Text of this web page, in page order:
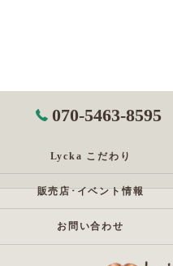
070-5463-8595
Lycka こだわり
販売店･イベント情報
お問い合わせ